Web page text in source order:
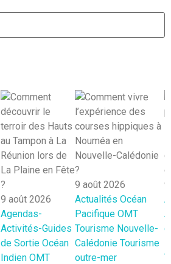
9 août 2026
Agendas-
Activités-Guides
de Sortie Océan
Indien OMT
9 août 2026
Actualités Océan
Pacifique OMT
Tourisme Nouvelle-
Calédonie Tourisme
outre-mer